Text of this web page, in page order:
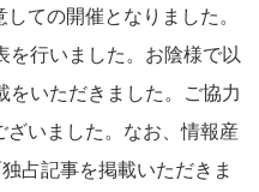
ての開催となりました。
を行いました。お陰様で以
いただきました。ご協力
いました。なお、情報産
占記事を掲載いただきま